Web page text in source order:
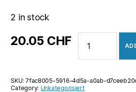
2 in stock
20.05 CHF
Megami
Tensei
Nocturne
SKU:7fac8005-5916-4d5a-a0ab-
Category: Unkategorisiert